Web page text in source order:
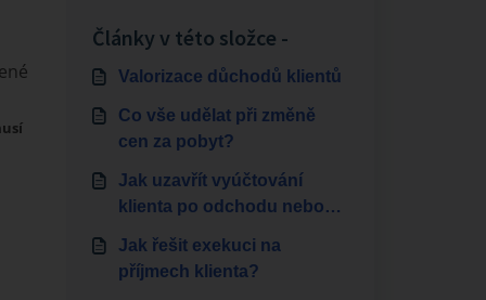
Články v této složce -
Valorizace důchodů klientů
Co vše udělat při změně
cen za pobyt?
Jak uzavřít vyúčtování
klienta po odchodu nebo
Jak řešit exekuci na
příjmech klienta?